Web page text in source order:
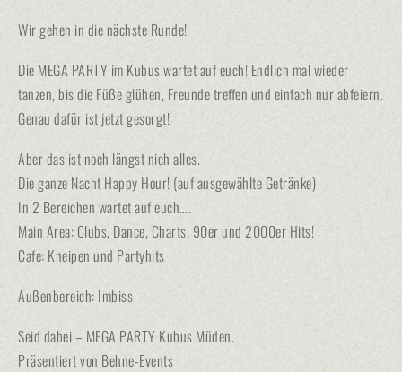
Wir gehen in die nächste Runde!
Die MEGA PARTY im Kubus wartet auf euch! Endlich mal wieder
tanzen, bis die Füße glühen, Freunde treffen und einfach nur abfeiern.
Genau dafür ist jetzt gesorgt!
Aber das ist noch längst nich alles.
Die ganze Nacht Happy Hour! (auf ausgewählte Getränke)
In 2 Bereichen wartet auf euch….
Main Area: Clubs, Dance, Charts, 90er und 2000er Hits!
Cafe: Kneipen und Partyhits
Außenbereich: Imbiss
Seid dabei – MEGA PARTY Kubus Müden.
Präsentiert von Behne-Events